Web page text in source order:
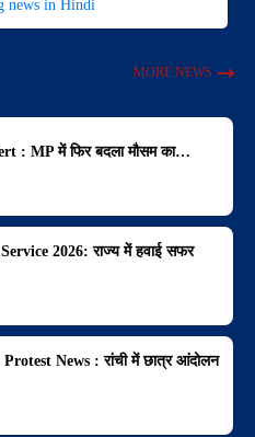
news in Hindi
MORE NEWS
: MP में फिर बदला मौसम का…
2026: राज्य में हवाई सफर
News : रांची में छात्र आंदोलन